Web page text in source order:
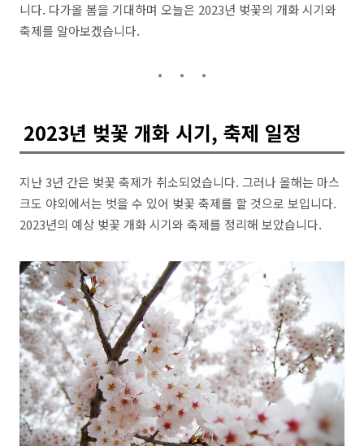
니다. 다가올 봄을 기대하며 오늘은 2023년 벚꽃의 개화 시기와
축제를 알아보겠습니다.
2023년 벚꽃 개화 시기, 축제 일정
지난 3년 간은 벚꽃 축제가 취소되었습니다. 그러나 올해는 마스
크도 야외에서는 벗을 수 있어 벚꽃 축제를 할 것으로 보입니다.
2023년의 예상 벚꽃 개화 시기와 축제를 정리해 보았습니다.